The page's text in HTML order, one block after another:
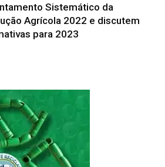
Sistemático da
Agrícola 2022 e discutem
para 2023